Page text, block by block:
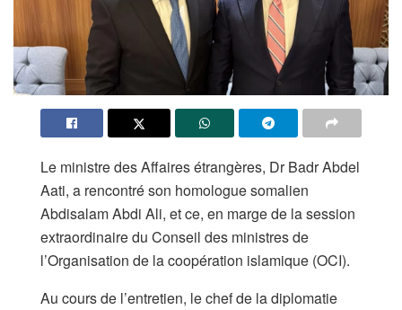
Le ministre des Affaires étrangères, Dr Badr Abdel
Aati, a rencontré son homologue somalien
Abdisalam Abdi Ali, et ce, en marge de la session
extraordinaire du Conseil des ministres de
l’Organisation de la coopération islamique (OCI).
Au cours de l’entretien, le chef de la diplomatie